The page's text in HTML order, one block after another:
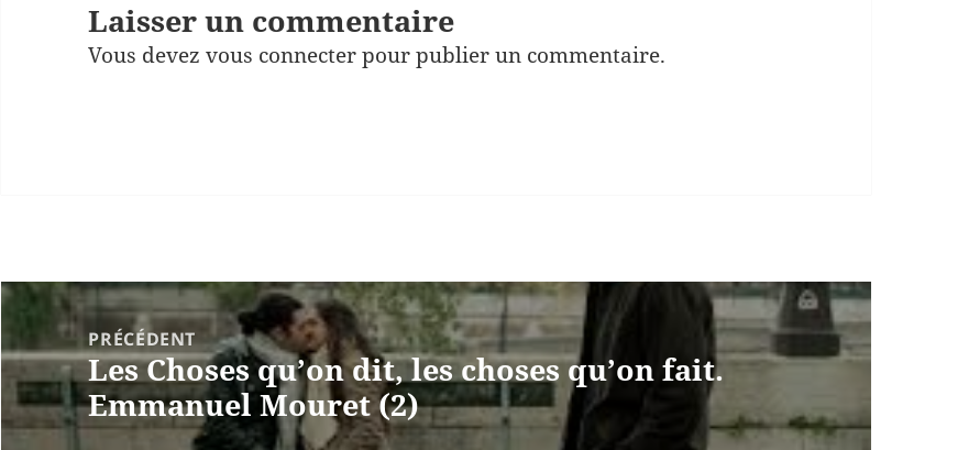
Laisser un commentaire
Vous devezvous connecterpour publier un commentaire.
Navigation
l’article
PRÉCÉDENT
Article
précédent :
Les Choses qu’on dit, les choses qu’on fait.
Emmanuel Mouret (2)